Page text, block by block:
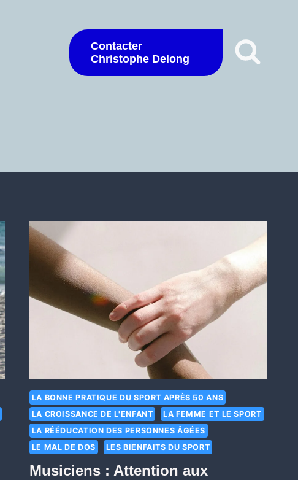
Contacter
Christophe Delong
LA BONNE PRATIQUE DU SPORT APRÈS 50 ANS
LA CROISSANCE DE L'ENFANT
LA FEMME ET LE SPORT
LA RÉÉDUCATION DES PERSONNES ÂGÉES
LE MAL DE DOS
LES BIENFAITS DU SPORT
Musiciens : Attention aux